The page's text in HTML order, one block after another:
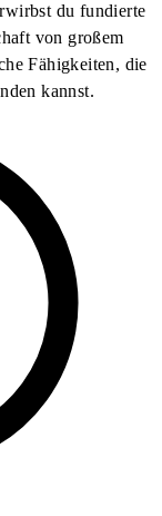
du fundierte
von großem
Fähigkeiten, die
kannst.